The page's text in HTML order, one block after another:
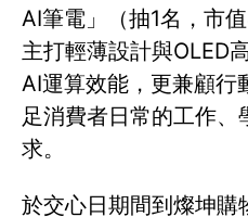
AI筆電」（抽1名，市
主打輕薄設計與OLED
AI運算效能，更兼顧行
足消費者日常的工作、
求。
於交心日期間到燦坤購